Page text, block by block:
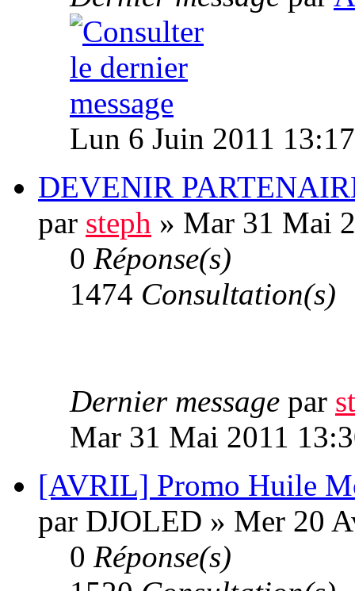
Lun 6 Juin 2011 13:17
DEVENIR
par steph » Mar 31 Mai
0 Réponse(s)
1474 Consultation(s)
Dernier message par
Mar 31 Mai 2011
[AVRIL] Promo Huile
par DJOLED » Mer 20
0 Réponse(s)